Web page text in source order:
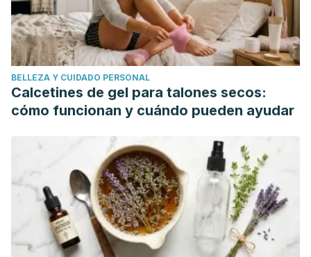
Kim JE., O'Connor LE., Sands LP., Slebodnik MB., Effects of
dietary protein intake on body composition changes after
weight loss in older adults: a systematic review and meta
analysis. Nutr Rev, 2016. 74 (3): 210-24.
Marantz PR., Repensar las pautas dietéticas. Crit Rev Food
Sci Nutr, 2010.
BELLEZA Y CUIDADO PERSONAL
Calcetines de gel para talones secos:
cómo funcionan y cuándo pueden ayudar